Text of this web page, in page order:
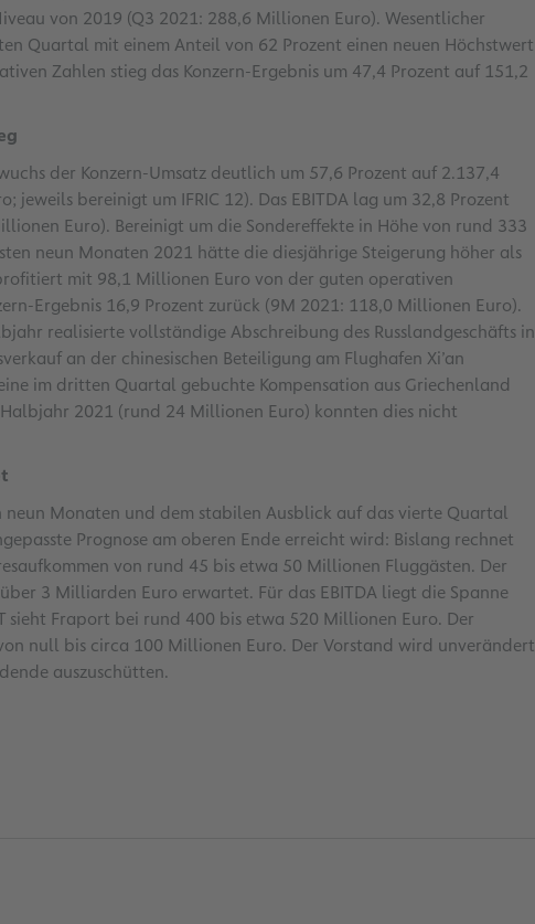
von 2019 (Q3 2021: 288,6 Millionen Euro). Wesentlicher
Quartal mit einem Anteil von 62 Prozent einen neuen Höchstwert
Zahlen stieg das Konzern-Ergebnis um 47,4 Prozent auf 151,2
der Konzern-Umsatz deutlich um 57,6 Prozent auf 2.137,4
bereinigt um IFRIC 12). Das EBITDA lag um 32,8 Prozent
Euro). Bereinigt um die Sondereffekte in Höhe von rund 333
neun Monaten 2021 hätte die diesjährige Steigerung höher als
mit 98,1 Millionen Euro von der guten operativen
Ergebnis 16,9 Prozent zurück (9M 2021: 118,0 Millionen Euro).
realisierte vollständige Abschreibung des Russlandgeschäfts in
an der chinesischen Beteiligung am Flughafen Xi’an
im dritten Quartal gebuchte Kompensation aus Griechenland
2021 (rund 24 Millionen Euro) konnten dies nicht
Monaten und dem stabilen Ausblick auf das vierte Quartal
Prognose am oberen Ende erreicht wird: Bislang rechnet
von rund 45 bis etwa 50 Millionen Fluggästen. Der
3 Milliarden Euro erwartet. Für das EBITDA liegt die Spanne
sieht Fraport bei rund 400 bis etwa 520 Millionen Euro. Der
null bis circa 100 Millionen Euro. Der Vorstand wird unverändert
auszuschütten.